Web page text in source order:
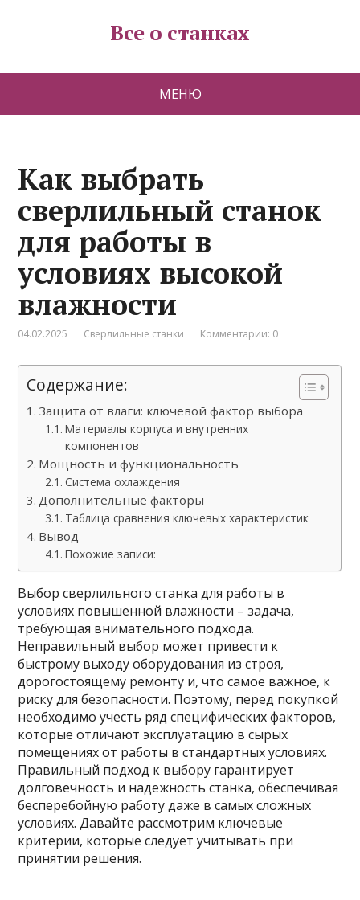
Все о станках
МЕНЮ
Как выбрать
сверлильный станок
для работы в
условиях высокой
влажности
04.02.2025 Сверлильные станки Комментарии: 0
Содержание:
Защита от влаги: ключевой фактор выбора
Материалы корпуса и внутренних
компонентов
Мощность и функциональность
Система охлаждения
Дополнительные факторы
Таблица сравнения ключевых характеристик
Вывод
Похожие записи:
Выбор сверлильного станка для работы в
условиях повышенной влажности – задача,
требующая внимательного подхода.
Неправильный выбор может привести к
быстрому выходу оборудования из строя,
дорогостоящему ремонту и, что самое важное, к
риску для безопасности. Поэтому, перед покупкой
необходимо учесть ряд специфических факторов,
которые отличают эксплуатацию в сырых
помещениях от работы в стандартных условиях.
Правильный подход к выбору гарантирует
долговечность и надежность станка, обеспечивая
бесперебойную работу даже в самых сложных
условиях. Давайте рассмотрим ключевые
критерии, которые следует учитывать при
принятии решения.